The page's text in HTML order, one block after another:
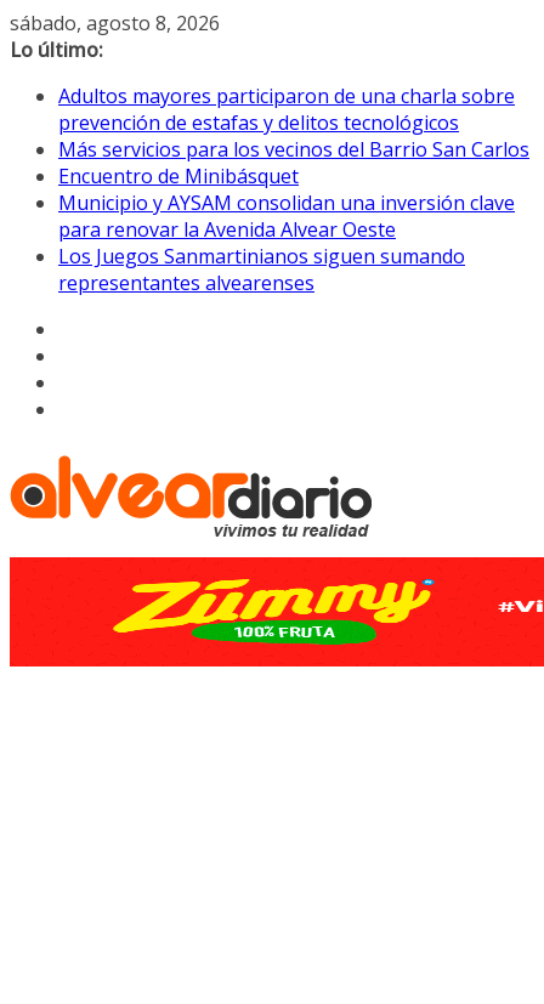
Saltar
al
sábado, agosto 8, 2026
Lo último:
Adultos mayores participaron de una charla sobre
prevención de estafas y delitos tecnológicos
Más servicios para los vecinos del Barrio San Carlos
Encuentro de Minibásquet
Municipio y AYSAM consolidan una inversión clave
para renovar la Avenida Alvear Oeste
Los Juegos Sanmartinianos siguen sumando
representantes alvearenses